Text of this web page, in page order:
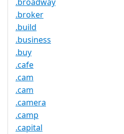
.broadway
.broker
.build
.business
.buy
.cafe
.cam
.cam
.camera
.camp
.capital